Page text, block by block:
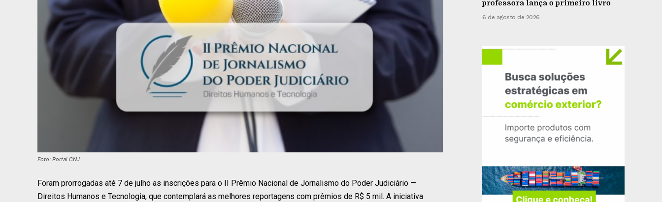
Foto: Portal CNJ
Foram prorrogadas até 7 de julho as inscrições para o II Prêmio Nacional de Jornalismo do Poder Judiciário —
Direitos Humanos e Tecnologia, que contemplará as melhores reportagens com prêmios de R$ 5 mil. A iniciativa
professora lança o primeiro livro
6 de agosto de 2026